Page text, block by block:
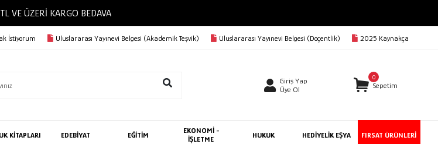
VE ÜZERİ KARGO BEDAVA
İstiyorum Uluslararası Yayınevi Belgesi (Akademik Teşvik) Uluslararası Yayınevi Belgesi (Doçentlik) 2025 Kaynakça
Giriş Yap
Üye Ol
0
Sepetim
KİTAPLARI EDEBİYAT EĞİTİM
EKONOMİ -
İŞLETME
HUKUK HEDİYELİK EŞYA FIRSAT ÜRÜNLERİ